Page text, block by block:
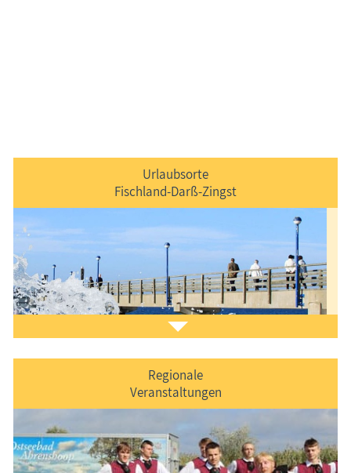
Urlaubsorte
Fischland-Darß-Zingst
Regionale
Veranstaltungen